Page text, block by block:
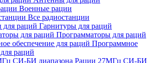
Военные рации
Все радиостанции
Гарнитуры для раций
Программаторы для раций
Программное
раций
Рации 27МГц СИ-БИ